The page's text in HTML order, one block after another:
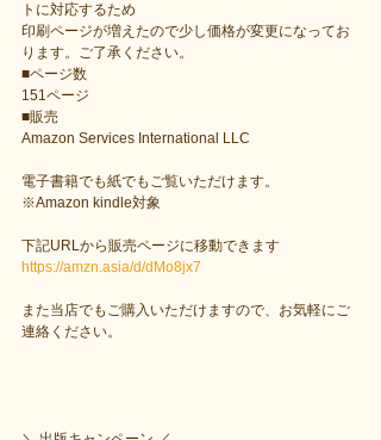
トに対応するため
印刷ページが増えたので少し価格が変更になってお
ります。ご了承ください。
■ページ数
151ページ
■販売
Amazon Services International LLC
電子書籍でも紙でもご覧いただけます。
※Amazon kindle対象
下記URLから販売ページに移動できます
https://amzn.asia/d/dMo8jx7
また当店でもご購入いただけますので、お気軽にご
連絡ください。